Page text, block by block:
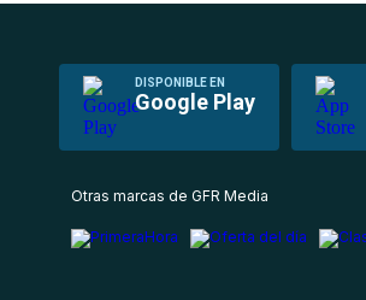
DISPONIBLE EN
Google Play
Otras marcas de GFR Media